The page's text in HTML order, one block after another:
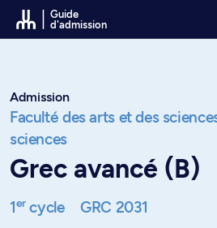
Passer au contenu
Guide
d'admission
Admission
Faculté des arts et des
sciences
Grec avancé (B)
1ercycle GRC 2031